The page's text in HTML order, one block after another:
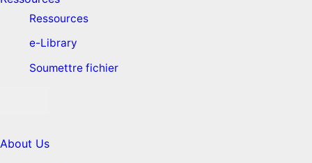
Ressources
e-Library
Soumettre fichier
About Us